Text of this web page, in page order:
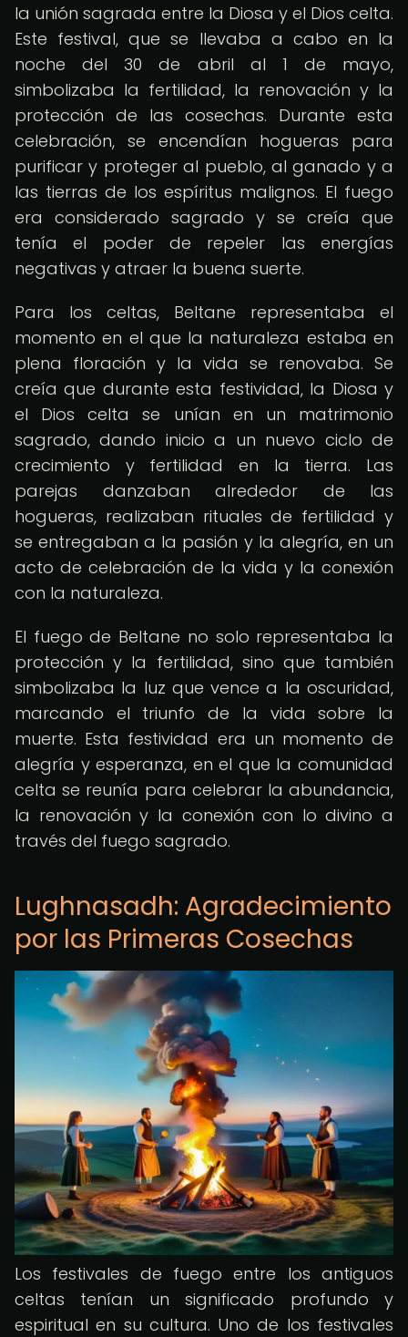
la unión sagrada entre la Diosa y el Dios celta.
Este festival, que se llevaba a cabo en la
noche del 30 de abril al 1 de mayo,
simbolizaba la fertilidad, la renovación y la
protección de las cosechas. Durante esta
celebración, se encendían hogueras para
purificar y proteger al pueblo, al ganado y a
las tierras de los espíritus malignos. El fuego
era considerado sagrado y se creía que
tenía el poder de repeler las energías
negativas y atraer la buena suerte.
Para los celtas, Beltane representaba el
momento en el que la naturaleza estaba en
plena floración y la vida se renovaba. Se
creía que durante esta festividad, la Diosa y
el Dios celta se unían en un matrimonio
sagrado, dando inicio a un nuevo ciclo de
crecimiento y fertilidad en la tierra. Las
parejas danzaban alrededor de las
hogueras, realizaban rituales de fertilidad y
se entregaban a la pasión y la alegría, en un
acto de celebración de la vida y la conexión
con la naturaleza.
El fuego de Beltane no solo representaba la
protección y la fertilidad, sino que también
simbolizaba la luz que vence a la oscuridad,
marcando el triunfo de la vida sobre la
muerte. Esta festividad era un momento de
alegría y esperanza, en el que la comunidad
celta se reunía para celebrar la abundancia,
la renovación y la conexión con lo divino a
través del fuego sagrado.
Lughnasadh: Agradecimiento
por las Primeras Cosechas
Los festivales de fuego entre los antiguos
celtas tenían un significado profundo y
espiritual en su cultura. Uno de los festivales